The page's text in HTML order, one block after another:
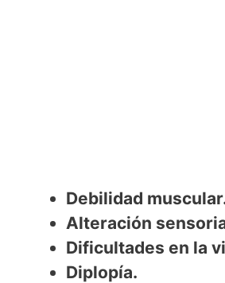
Debilidad
Alteración
Dificultades en la
Diplopía.